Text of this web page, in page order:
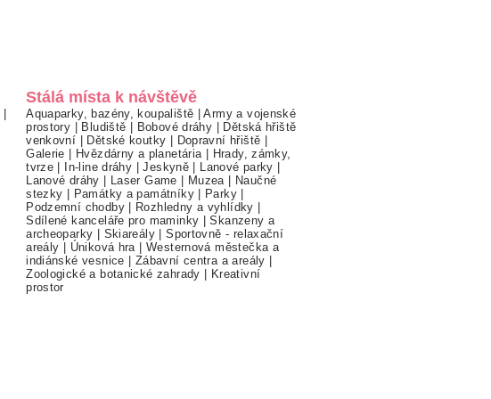
|
Stálá místa k návštěvě
Aquaparky, bazény, koupaliště |Army a vojenské
prostory | Bludiště | Bobové dráhy | Dětská hřiště
venkovní | Dětské koutky | Dopravní hřiště |
Galerie | Hvězdárny a planetária | Hrady, zámky,
tvrze | In-line dráhy |Jeskyně | Lanové parky |
Lanové dráhy | Laser Game | Muzea | Naučné
stezky | Památky a památníky| Parky |
Podzemní chodby| Rozhledny a vyhlídky |
Sdílené kanceláře pro maminky |Skanzeny a
archeoparky | Skiareály |Sportovně - relaxační
areály | Úniková hra |Westernová městečka a
indiánské vesnice | Zábavní centra a areály |
Zoologické a botanické zahrady | Kreativní
prostor